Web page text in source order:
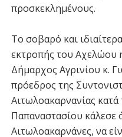
προσκεκλημένους.
Το σοβαρό και
εκτροπής του Αχελώου
Δήμαρχος Αγρινίου κ.
πρόεδρος της
Αιτωλοακαρνανίας
Παπαναστασίου κάλεσε
Αιτωλοακαρνάνες, να